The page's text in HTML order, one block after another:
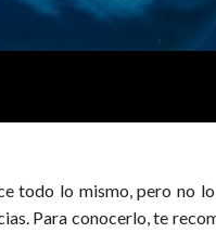
todo lo mismo, pero no
Para conocerlo, te